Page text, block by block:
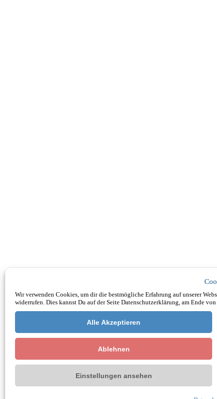
Wir verwenden Cookies, um dir die bestmögliche Erfahrung auf unserer
widerrufen. Dies kannst Du auf der Seite Datenschutzerklärung, am Ende
Alle Akzeptieren
Ablehnen
Einstellungen ansehen